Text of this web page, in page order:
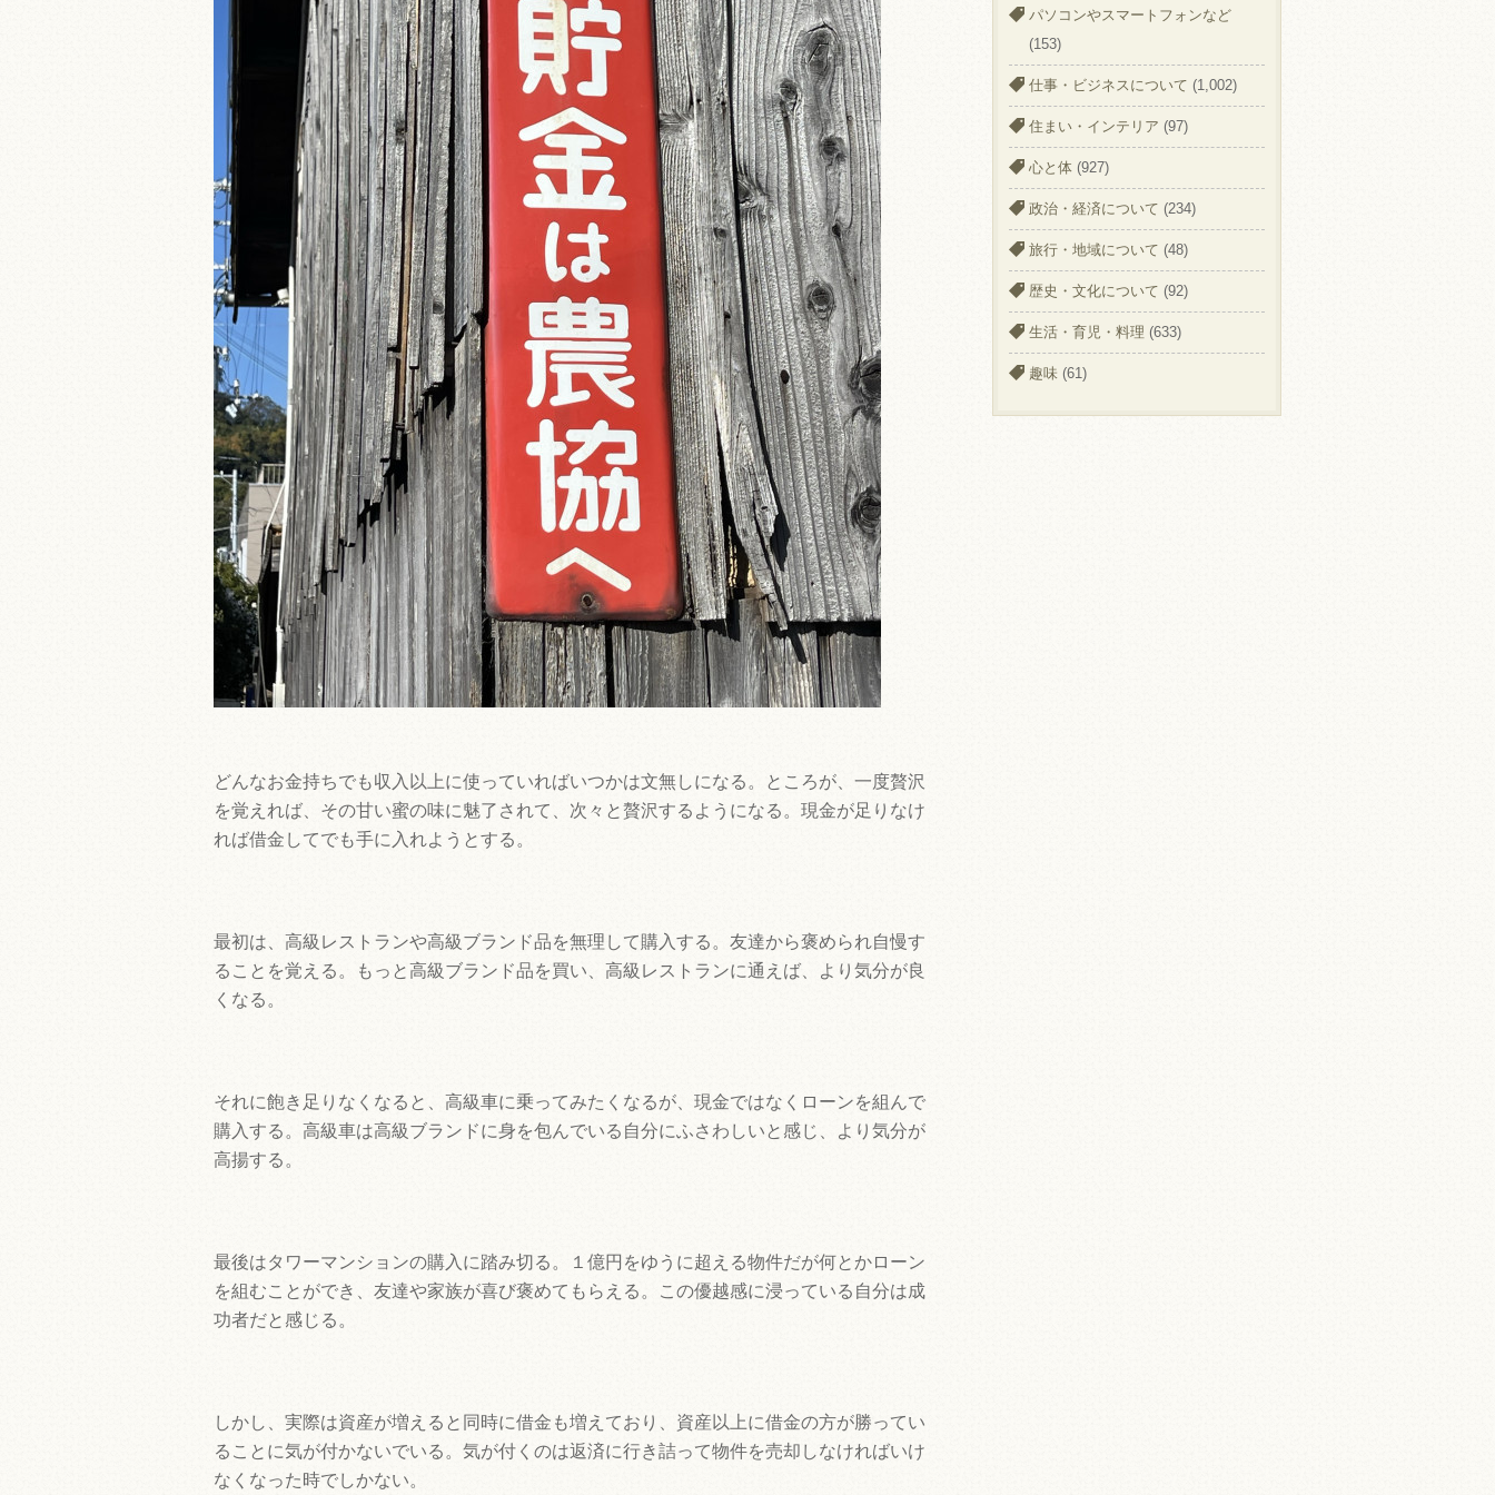
どんなお金持ちでも収入以上に使っていればいつかは文無しになる。ところが、一度贅沢
を覚えれば、その甘い蜜の味に魅了されて、次々と贅沢するようになる。現金が足りなけ
れば借金してでも手に入れようとする。
最初は、高級レストランや高級ブランド品を無理して購入する。友達から褒められ自慢す
ることを覚える。もっと高級ブランド品を買い、高級レストランに通えば、より気分が良
くなる。
それに飽き足りなくなると、高級車に乗ってみたくなるが、現金ではなくローンを組んで
購入する。高級車は高級ブランドに身を包んでいる自分にふさわしいと感じ、より気分が
高揚する。
最後はタワーマンションの購入に踏み切る。１億円をゆうに超える物件だが何とかローン
を組むことができ、友達や家族が喜び褒めてもらえる。この優越感に浸っている自分は成
功者だと感じる。
しかし、実際は資産が増えると同時に借金も増えており、資産以上に借金の方が勝ってい
ることに気が付かないでいる。気が付くのは返済に行き詰って物件を売却しなければいけ
なくなった時でしかない。
パソコンやスマートフォンなど
(153)
仕事・ビジネスについて (1,002)
住まい・インテリア (97)
心と体 (927)
政治・経済について (234)
旅行・地域について (48)
歴史・文化について (92)
生活・育児・料理 (633)
趣味 (61)